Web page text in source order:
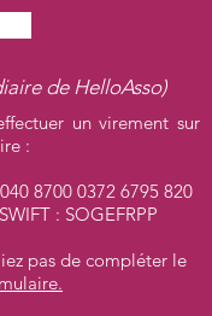
de HelloAsso)
un virement sur
:
8700 0372 6795 820
: SOGEFRPP
pas de compléter le